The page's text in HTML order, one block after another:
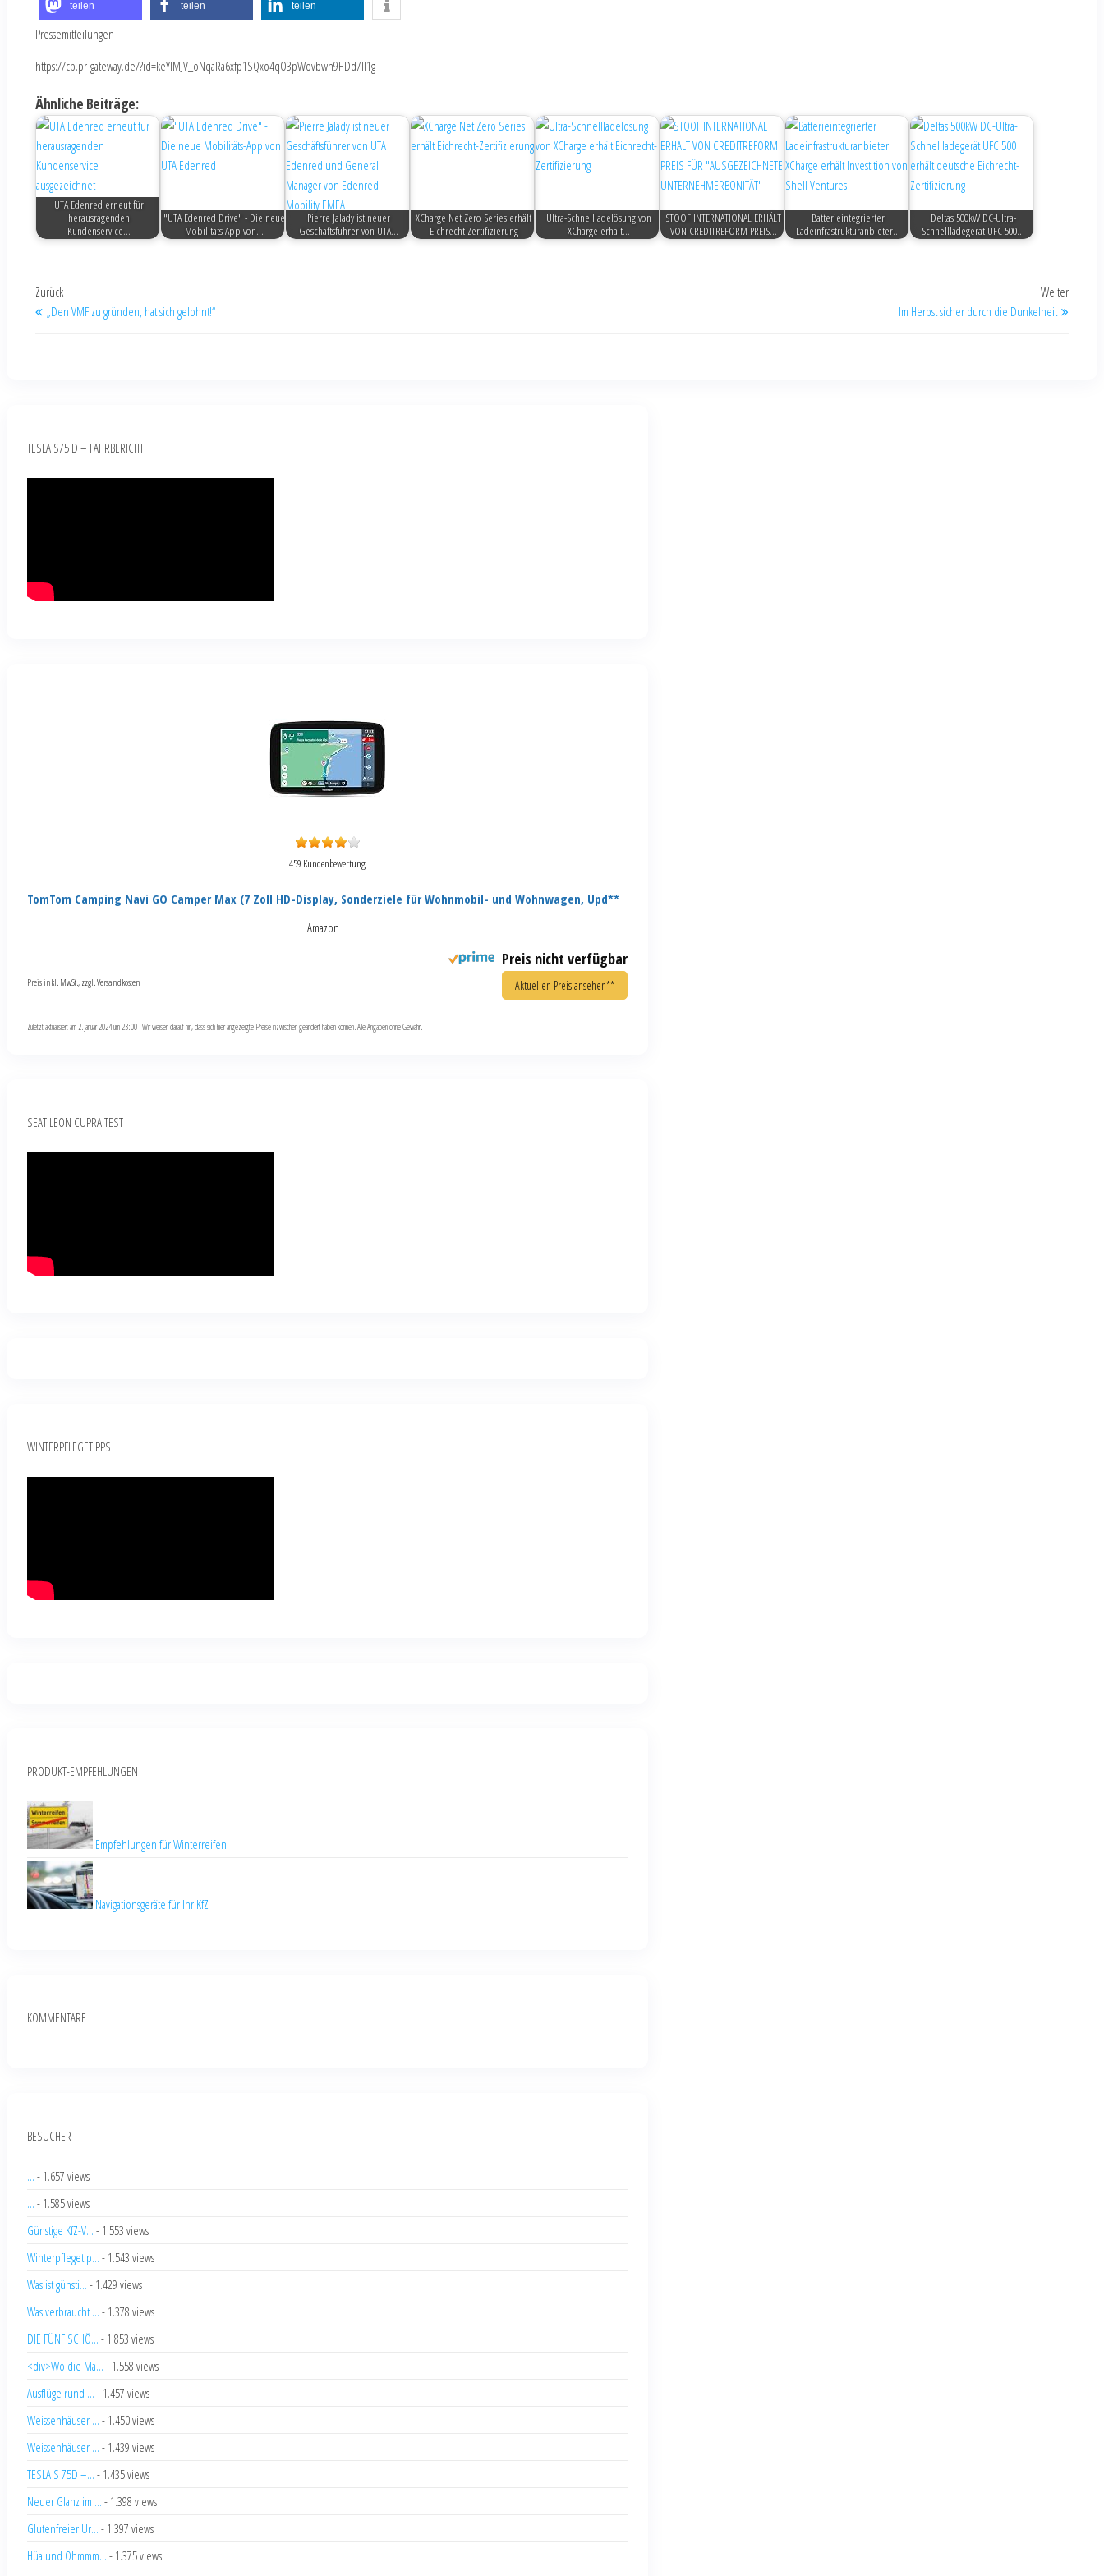
teilen teilen teilen
Pressemitteilungen
https://cp.pr-gateway.de/?id=keYlMJV_oNqaRa6xfp1SQxo4qO3pWovbwn9HDd7Il1g
Ähnliche Beiträge:
UTA Edenred erneut für
herausragenden
Kundenservice…
"UTA Edenred Drive" - Die neue
Mobilitäts-App von…
Pierre Jalady ist neuer
Geschäftsführer von UTA…
XCharge Net Zero Series erhält
Eichrecht-Zertifizierung
Ultra-Schnellladelösung von
XCharge erhält…
STOOF INTERNATIONAL ERHÄLT
VON CREDITREFORM PREIS…
Batterieintegrierter
Ladeinfrastrukturanbieter…
Deltas 500kW DC-Ultra-
Schnellladegerät UFC 500…
Zurück
„Den VMF zu gründen, hat sich gelohnt!“
Weiter
Im Herbst sicher durch die Dunkelheit
TESLA S75 D – FAHRBERICHT
459 Kundenbewertung
TomTom Camping Navi GO Camper Max (7 Zoll HD-Display, Sonderziele für Wohnmobil- und Wohnwagen, Upd**
Amazon
Preis nicht verfügbar
Aktuellen Preis ansehen**
Preis inkl. MwSt., zzgl. Versandkosten
Zuletzt aktualisiert am 2. Januar 2024 um 23:00 . Wir weisen darauf hin, dass sich hier angezeigte Preise inzwischen geändert haben können. Alle Angaben ohne Gewähr.
SEAT LEON CUPRA TEST
WINTERPFLEGETIPPS
PRODUKT-EMPFEHLUNGEN
Empfehlungen für Winterreifen
Navigationsgeräte für Ihr KfZ
KOMMENTARE
BESUCHER
... - 1.657 views
... - 1.585 views
Günstige KfZ-V... - 1.553 views
Winterpflegetip... - 1.543 views
Was ist günsti... - 1.429 views
Was verbraucht ... - 1.378 views
DIE FÜNF SCHÖ... - 1.853 views
<div>Wo die Mä... - 1.558 views
Ausflüge rund ... - 1.457 views
Weissenhäuser ... - 1.450 views
Weissenhäuser ... - 1.439 views
TESLA S 75D –... - 1.435 views
Neuer Glanz im ... - 1.398 views
Glutenfreier Ur... - 1.397 views
Hüa und Ohmmm... - 1.375 views